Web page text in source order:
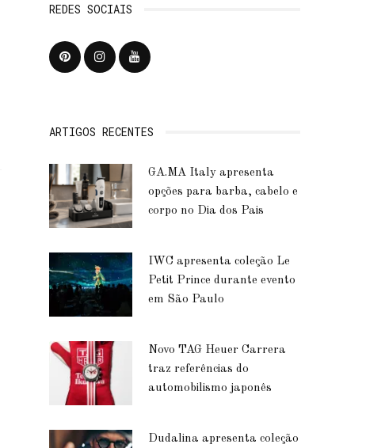
REDES SOCIAIS
ARTIGOS RECENTES
GA.MA Italy apresenta
opções para barba, cabelo e
corpo no Dia dos Pais
IWC apresenta coleção Le
Petit Prince durante evento
em São Paulo
Novo TAG Heuer Carrera
traz referências do
automobilismo japonês
Dudalina apresenta coleção